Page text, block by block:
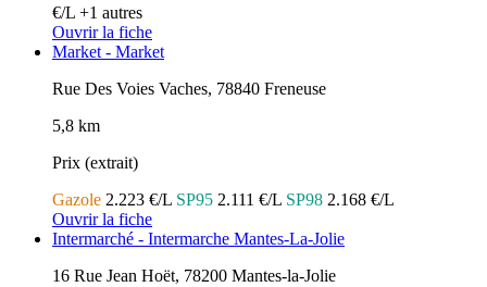
€/L +1 autres
Ouvrir la fiche
Market - Market
Rue Des Voies Vaches, 78840 Freneuse
5,8 km
Prix (extrait)
Gazole 2.223 €/L SP95 2.111 €/L SP98 2.168 €/L
Ouvrir la fiche
Intermarché - Intermarche Mantes-La-Jolie
16 Rue Jean Hoët, 78200 Mantes-la-Jolie